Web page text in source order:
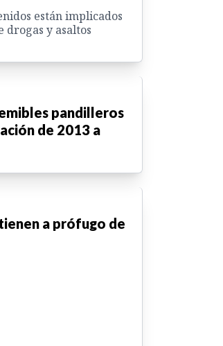
están implicados
drogas y asaltos
pandilleros
de 2013 a
a prófugo de